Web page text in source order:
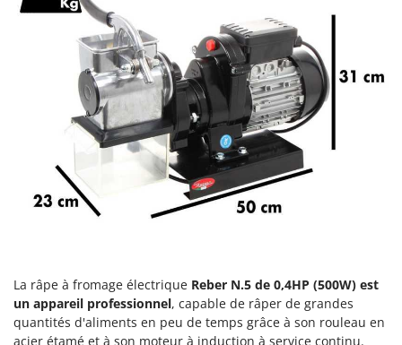
Fendeuses à bois
Filets pour la Récolte des olives
Filtres pour vin et huile
Floconneuses
Fouloirs - Égrappoirs
Fourches pour tracteur
Fours d'extérieur - intérieur pour pizza et cuisine
Fraises rotatives pour tracteur
Friteuses sans huile
Comet
Cresco
Cruccolini
CTEK
Dal Degan
DCG
Deca
Diavola Pro
Diesse
Docma
La râpe à fromage électrique Reber N.5 de 0,4HP (500W) est
un appareil professionnel, capable de râper de grandes
quantités d'aliments en peu de temps grâce à son rouleau en
acier étamé et à son moteur à induction à service continu.